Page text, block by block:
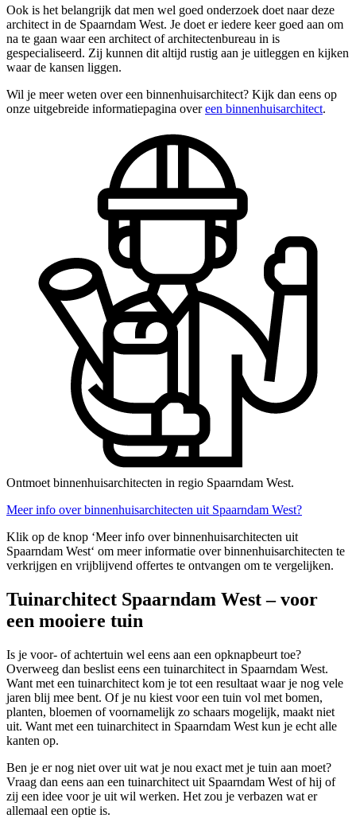
Ook is het belangrijk dat men wel goed onderzoek doet naar deze
architect in de Spaarndam West. Je doet er iedere keer goed aan om
na te gaan waar een architect of architectenbureau in is
gespecialiseerd. Zij kunnen dit altijd rustig aan je uitleggen en kijken
waar de kansen liggen.
Wil je meer weten over een binnenhuisarchitect? Kijk dan eens op
onze uitgebreide informatiepagina overeen binnenhuisarchitect.
Ontmoet binnenhuisarchitecten in regio Spaarndam West.
Meer info over binnenhuisarchitecten uit Spaarndam West?
Klik op de knop ‘Meer info over binnenhuisarchitecten uit
Spaarndam West‘ om meer informatie over binnenhuisarchitecten te
verkrijgen en vrijblijvend offertes te ontvangen om te vergelijken.
Tuinarchitect Spaarndam West – voor
een mooiere tuin
Is je voor- of achtertuin wel eens aan een opknapbeurt toe?
Overweeg dan beslist eens een tuinarchitect in Spaarndam West.
Want met een tuinarchitect kom je tot een resultaat waar je nog vele
jaren blij mee bent. Of je nu kiest voor een tuin vol met bomen,
planten, bloemen of voornamelijk zo schaars mogelijk, maakt niet
uit. Want met een tuinarchitect in Spaarndam West kun je echt alle
kanten op.
Ben je er nog niet over uit wat je nou exact met je tuin aan moet?
Vraag dan eens aan een tuinarchitect uit Spaarndam West of hij of
zij een idee voor je uit wil werken. Het zou je verbazen wat er
allemaal een optie is.